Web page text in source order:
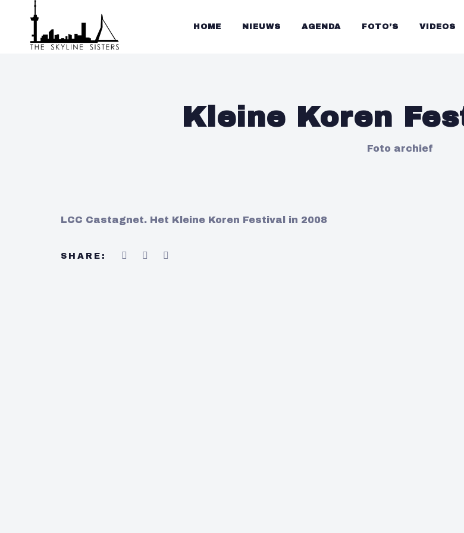
HOME NIEUWS AGENDA FOTO’S VIDEOS
Kleine Koren
Foto archief
LCC Castagnet. Het Kleine Koren Festival in 2008
SHARE: